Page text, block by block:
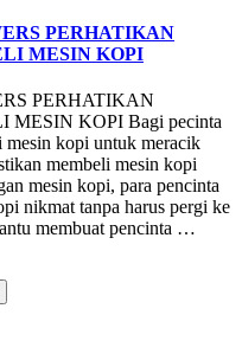
PERHATIKAN
MESIN KOPI
PERHATIKAN
KOPI Bagi pecinta
mesin kopi untuk meracik
membeli mesin kopi
mesin kopi, para pencinta
nikmat tanpa harus pergi ke
membuat pencinta …